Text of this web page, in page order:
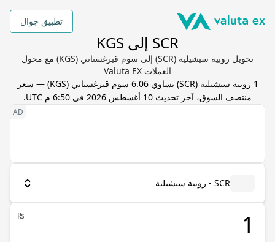
تطبيق جوال
SCR إلى KGS
تحويل روبية سيشيلية (SCR) إلى سوم قيرغستاني (KGS) مع محول
العملات Valuta EX
1 روبية سيشيلية (
SCR) يساوي6.06 سوم قيرغستاني (
KGS) — سعر
منتصف السوق، آخر تحديث 10 أغسطس 2026 في 6:50 م UTC .
SCR - روبية سيشيلية
₨